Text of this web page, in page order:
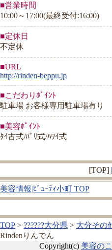
■営業時間
10:00～17:00(最終受付:16:00)
■定休日
不定休
■URL
http://rinden-beppu.jp
■こだわりﾎﾟｲﾝﾄ
駐車場 お客様専用駐車場有り
■美容ﾎﾟｲﾝﾄ
ﾀｲ古式/ﾊﾞﾘ式/ﾊﾜｲ式
[TOP]
美容情報|ﾋﾞｭｰﾃｨ小町 TOP
TOP > ??????大分県 > 大分その
Rindenりんでん
Copyright(c) 美容の